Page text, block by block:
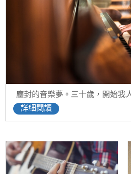
塵封的音樂夢。三十歲，開始我
詳細閱讀